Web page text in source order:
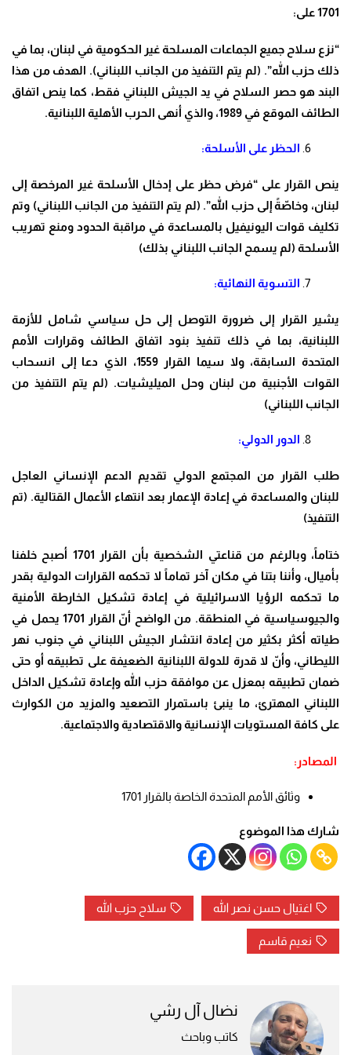
1701 على:
“نزع سلاح جميع الجماعات المسلحة غير الحكومية في لبنان، بما في
ذلك حزب الله”. (لم يتم التنفيذ من الجانب اللبناني). الهدف من هذا
البند هو حصر السلاح في يد الجيش اللبناني فقط، كما ينص اتفاق
الطائف الموقع في 1989، والذي أنهى الحرب الأهلية اللبنانية.
الحظر على الأسلحة:
ينص القرار على “فرض حظر على إدخال الأسلحة غير المرخصة إلى
لبنان، وخاصّةً إلى حزب الله”. (لم يتم التنفيذ من الجانب اللبناني) وتم
تكليف قوات اليونيفيل بالمساعدة في مراقبة الحدود ومنع تهريب
الأسلحة (لم يسمح الجانب اللبناني بذلك)
التسوية النهائية:
يشير القرار إلى ضرورة التوصل إلى حل سياسي شامل للأزمة
اللبنانية، بما في ذلك تنفيذ بنود اتفاق الطائف وقرارات الأمم
المتحدة السابقة، ولا سيما القرار 1559، الذي دعا إلى انسحاب
القوات الأجنبية من لبنان وحل الميليشيات. (لم يتم التنفيذ من
الجانب اللبناني)
الدور الدولي:
طلب القرار من المجتمع الدولي تقديم الدعم الإنساني العاجل
للبنان والمساعدة في إعادة الإعمار بعد انتهاء الأعمال القتالية. (تم
التنفيذ)
ختاماً، وبالرغم من قناعتي الشخصية بأن القرار 1701 أصبح خلفنا
بأميال، وأننا بتنا في مكان آخر تماماً لا تحكمه القرارات الدولية بقدر
ما تحكمه الرؤيا الاسرائيلية في إعادة تشكيل الخارطة الأمنية
والجيوسياسية في المنطقة. من الواضح أنّ القرار 1701 يحمل في
طياته أكثر بكثير من إعادة انتشار الجيش اللبناني في جنوب نهر
الليطاني، وأنّ لا قدرة للدولة اللبنانية الضعيفة على تطبيقه أو حتى
ضمان تطبيقه بمعزل عن موافقة حزب الله وإعادة تشكيل الداخل
اللبناني المهترئ، ما ينبئ باستمرار التصعيد والمزيد من الكوارث
على كافة المستويات الإنسانية والاقتصادية والاجتماعية.
المصادر:
وثائق الأمم المتحدة الخاصة بالقرار 1701
شارك هذا الموضوع
اغتيال حسن نصر الله سلاح حزب الله
نعيم قاسم
نضال آل رشي
كاتب وباحث